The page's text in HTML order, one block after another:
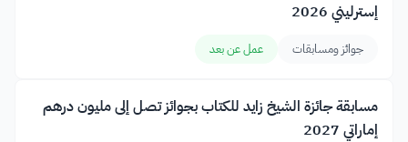
إسترليني 2026
جوائز ومسابقات عمل عن بعد
مسابقة جائزة الشيخ زايد للكتاب بجوائز تصل إلى مليون درهم
إماراتي 2027